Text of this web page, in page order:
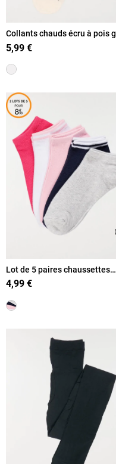
Collants chauds écru à pois
fille
5,99 €
Lot de 5 paires chaussettes
basses fille
4,99 €